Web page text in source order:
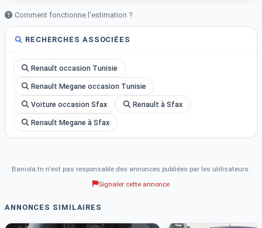
Comment fonctionne l'estimation ?
RECHERCHES ASSOCIÉES
Renault occasion Tunisie
Renault Megane occasion Tunisie
Voiture occasion Sfax Renault à Sfax
Renault Megane à Sfax
Baniola.tn n'est pas responsable des annonces publiées par les utilisateurs.
Signaler cette annonce
ANNONCES SIMILAIRES